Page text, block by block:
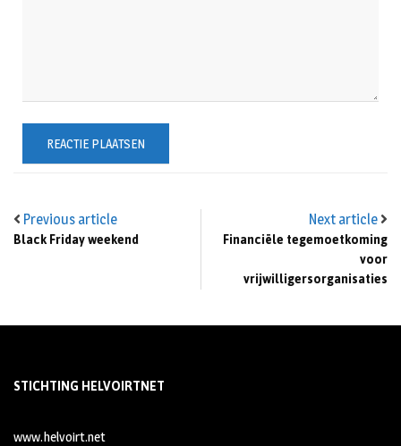
Previous article
Black Friday weekend
Next article
Financiële tegemoetkoming
voor
vrijwilligersorganisaties
STICHTING HELVOIRTNET
www.helvoirt.net